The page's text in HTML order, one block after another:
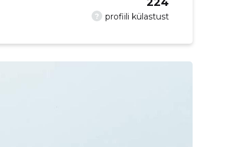
? profiili külastust